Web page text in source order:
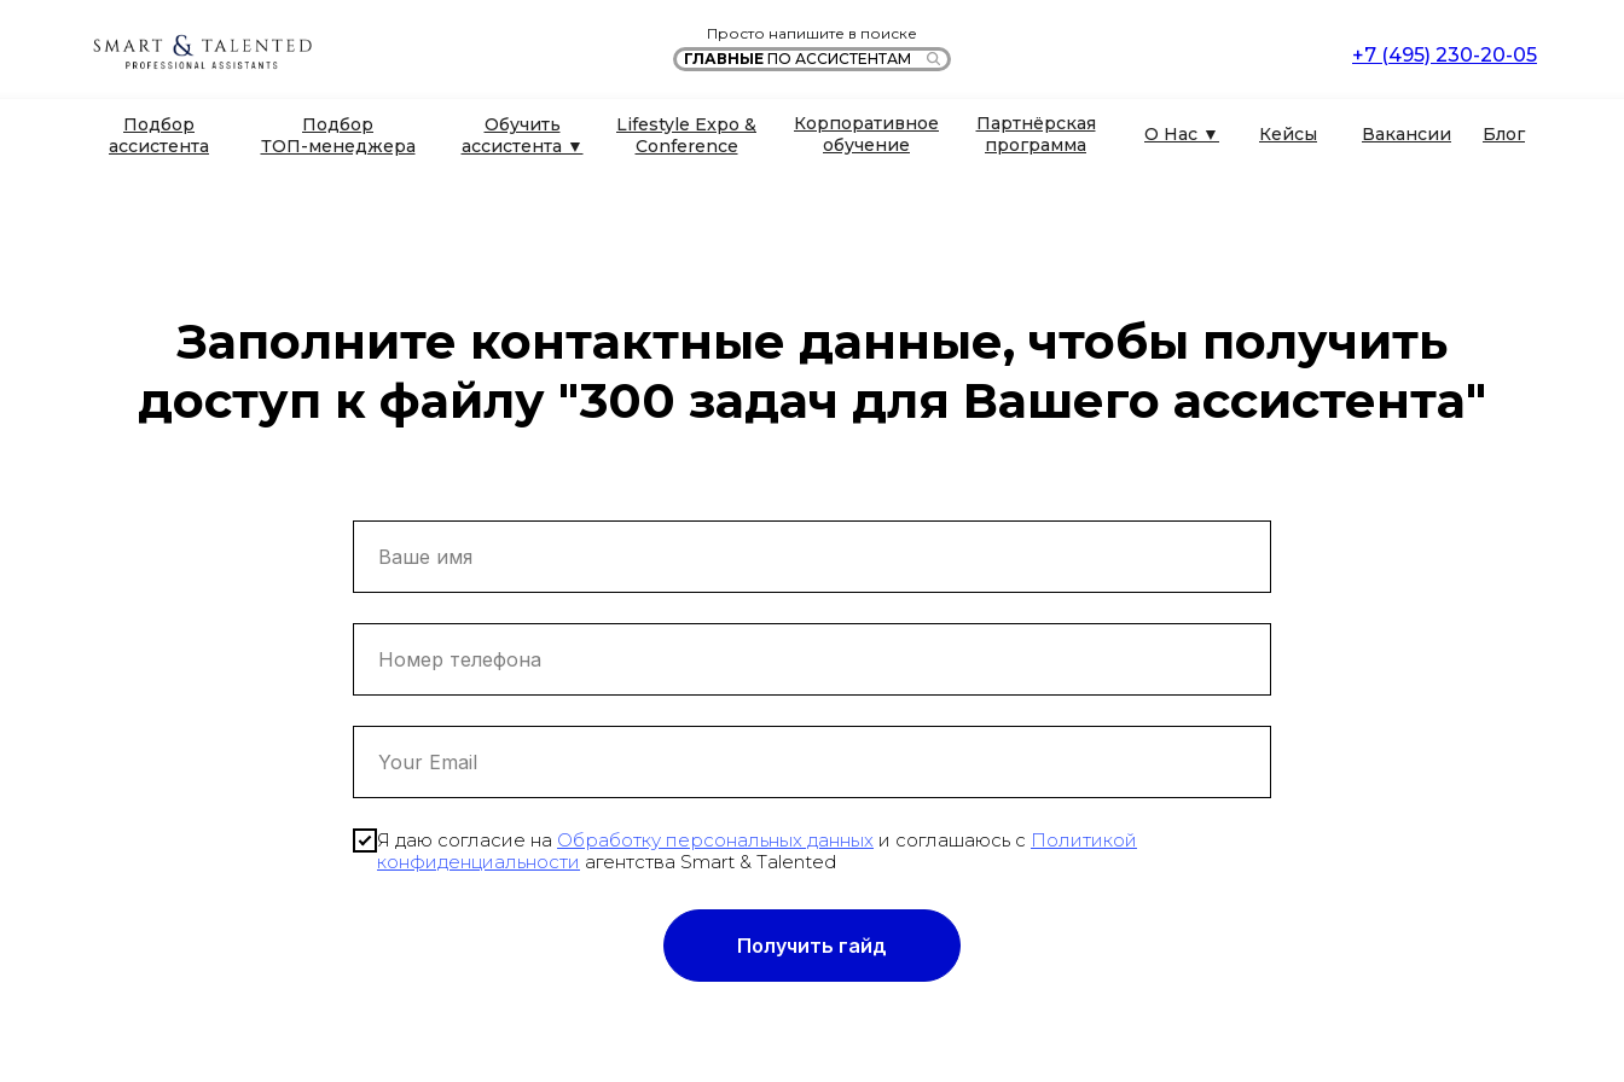
+7 (495) 230-20-05
Подбор
ассистента
Корпоративное
обучение
О Нас ▼ Кейсы
Обучить
ассистента ▼
Партнёрская
программа
Вакансии Блог
Просто напишите в поиске
ГЛАВНЫЕ ПО АССИСТЕНТАМ
Подбор
ТОП-менеджера
Lifestyle Expo &
Conference
Заполните контактные данные, чтобы получить
доступ к файлу "300 задач для Вашего ассистента"
Я даю согласие на Обработку персональных данных и соглашаюсь с Политикой
конфиденциальности агентства Smart & Talented
Получить гайд